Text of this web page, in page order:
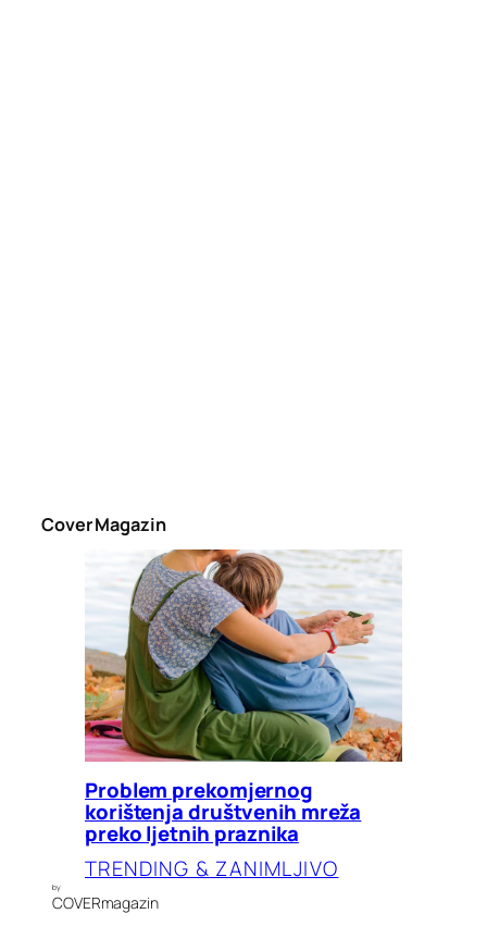
Cover Magazin
Problem prekomjernog
korištenja društvenih mreža
preko ljetnih praznika
TRENDING & ZANIMLJIVO
by
COVERmagazin